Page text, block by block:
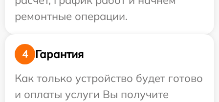
ремонтные операции.
4
Гарантия
Как только устройство будет готово
и оплаты услуги Вы получите